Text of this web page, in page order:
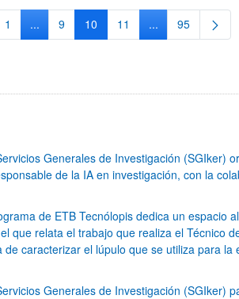
Página
1 ...Páginas intermedias Use TAB para
Página
9 Página
10 Página
11 ...PáginasPágina
95
Generales de Investigación (SGIker)
de la IA en investigación, con la
de ETB Tecnólopis dedica un espacio
que relata el trabajo que realiza el Técnico
de caracterizar el lúpulo que se utiliza para la
Generales de Investigación (SGIker)